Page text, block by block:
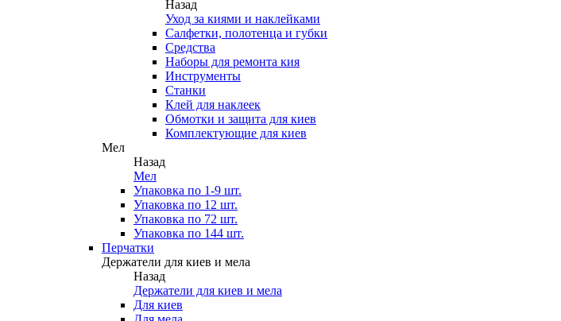
Назад
Уход за киями и наклейками
Салфетки, полотенца и губки
Средства
Наборы для ремонта кия
Инструменты
Станки
Клей для наклеек
Обмотки и защита для киев
Комплектующие для киев
Мел
Назад
Мел
Упаковка по 1-9 шт.
Упаковка по 12 шт.
Упаковка по 72 шт.
Упаковка по 144 шт.
Перчатки
Держатели для киев и мела
Назад
Держатели для киев и мела
Для киев